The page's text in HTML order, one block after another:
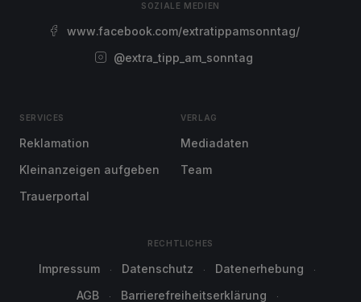
SOZIALE MEDIEN
www.facebook.com/extratippamsonntag/
@extra_tipp_am_sonntag
SERVICES
Reklamation
Kleinanzeigen aufgeben
Trauerportal
VERLAG
Mediadaten
Team
RECHTLICHES
Impressum Datenschutz
Datenerhebung
AGB
Barrierefreiheitserklärung